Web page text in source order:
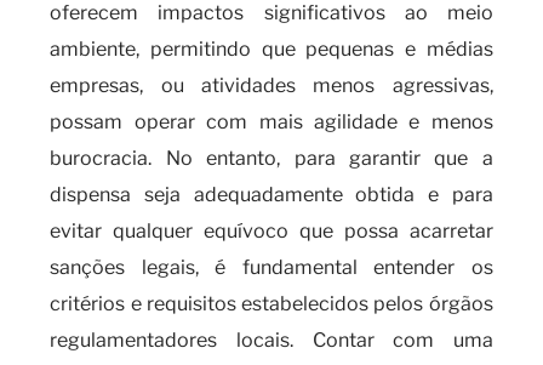
oferecem impactos significativos ao meio
ambiente, permitindo que pequenas e médias
empresas, ou atividades menos agressivas,
possam operar com mais agilidade e menos
burocracia. No entanto, para garantir que a
dispensa seja adequadamente obtida e para
evitar qualquer equívoco que possa acarretar
sanções legais, é fundamental entender os
critérios e requisitos estabelecidos pelos órgãos
regulamentadores locais. Contar com uma